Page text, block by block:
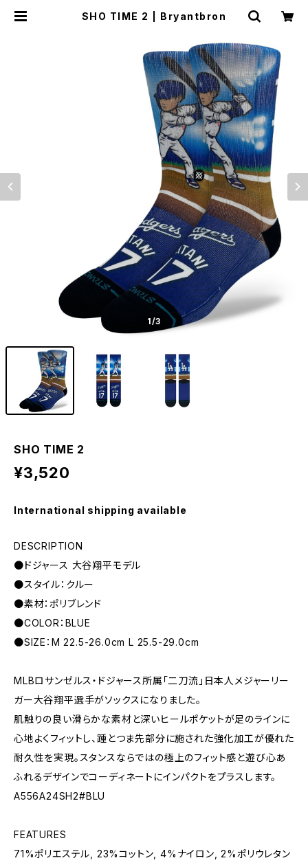
SHO TIME 2 | Bryantbron
1/3
SHO TIME 2
¥3,520
International shipping available
DESCRIPTION
●ドジャース 大谷翔平モデル
●スタイル：クルー
●素材：ポリブレンド
●COLOR：BLUE
●SIZE：M 22.5-26.0cm L 25.5-29.0cm
MLBロサンゼルス・ドジャース所属「二刀流」日本人メジャーリー
ガー大谷翔平選手がソックスになりました。
肌触りの良い滑らかな素材と深いヒールポケットが足のラインに
心地よくフィットし、踵とつま先部分に施された強化加工が優れた
耐久性を実現。スタンスならではの極上のフィット感と遊び心あ
ふれるデザインでコーディネートにインパクトをプラスします。
A556A24SH2#BLU
FEATURES
71%ポリエステル, 23%コットン, 4%ナイロン, 2%ポリウレタン